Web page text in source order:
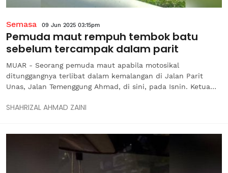
Semasa 09 Jun 2025 03:15pm
Pemuda maut rempuh tembok batu
sebelum tercampak dalam parit
MUAR - Seorang pemuda maut apabila motosikal
ditunggangnya terlibat dalam kemalangan di Jalan Parit
Unas, Jalan Temenggung Ahmad, di sini, pada Isnin. Ketua
Aziz berkata, siasatan mendapati kejadian dipercayai
SHAHRIZAL AHMAD ZAINI